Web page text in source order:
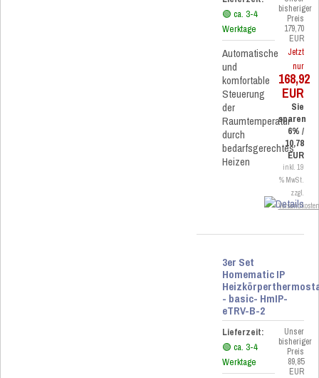
🟢 ca. 3-4
Werktage
Automatische
und
komfortable
Steuerung
der
Raumtemperatur
durch
bedarfsgerechtes
Heizen
bisheriger
Preis
179,70
EUR
Jetzt
nur
168,92
EUR
Sie
sparen
6% /
10,78
EUR
inkl. 19
% MwSt.
zzgl.
Versandkosten
3er Set
Homematic IP
- basic- HmIP-
eTRV-B-2
Lieferzeit:
🟢 ca. 3-4
Werktage
Unser
bisheriger
Preis
89,85
EUR